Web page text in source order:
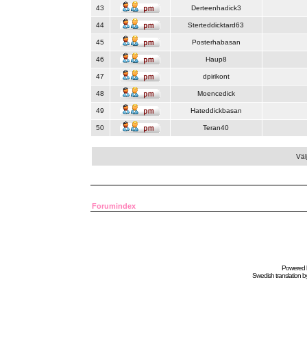
43 Derteenhadick3
44 Sterteddicktard63
45 Posterhabasan
46 Haup8
47 dpirikont
48 Moencedick
49 Hateddickbasan
50 Teran40
Forumindex
Powered
Swedishtranslation